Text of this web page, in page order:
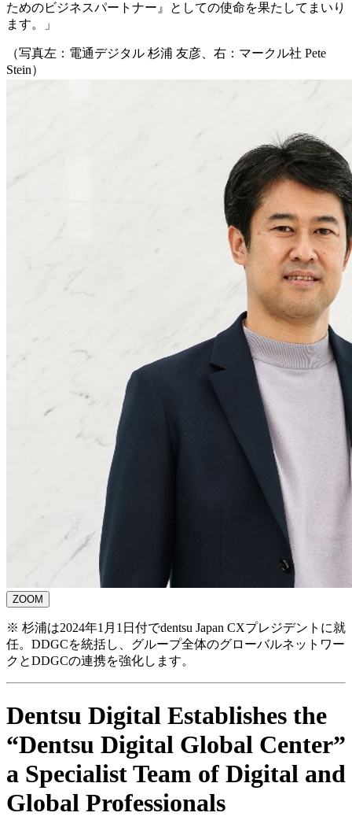
ためのビジネスパートナー』としての使命を果たしてまいり
ます。」
（写真左：電通デジタル 杉浦 友彦、右：マークル社 Pete
Stein）
ZOOM
※ 杉浦は2024年1月1日付でdentsu Japan CXプレジデントに就
任。DDGCを統括し、グループ全体のグローバルネットワー
クとDDGCの連携を強化します。
Dentsu Digital Establishes the
“Dentsu Digital Global Center”
a Specialist Team of Digital and
Global Professionals